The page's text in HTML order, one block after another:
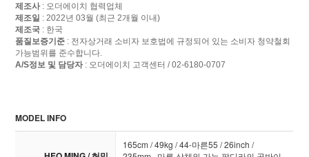
제조사: 오더에이치 협력업체
제조일 : 2022년 03월 (최근 2개월 이내)
제조국 : 한국
품질보증기준 : 전자상거래 소비자 보호법에 규정되어 있는 소비자 청약철회
가능범위를 준수합니다.
A/S정보 및 담당자: 오더에이치 고객센터 / 02-6180-0707
MODEL INFO
165cm / 49kg / 44-마른55 / 26inch /